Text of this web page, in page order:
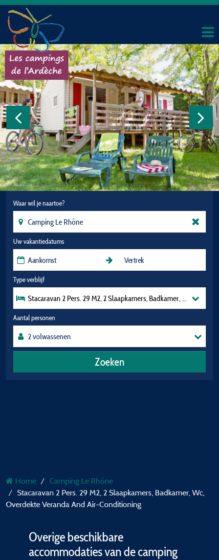
Waar wil je naartoe?
Uw vakantiedatums
Type verblijf
Stacaravan 2 Pers. 29 M2, 2 Slaapkamers,
Aantal personen
Zoeken
Home
Camping Le Rhône
Stacaravan 2 Pers. 29 M2, 2 Slaapkamers, Badkamer, Wc,
Overdekte Veranda And Air-Conditioning
Overige beschikbare
accommodaties van de camping